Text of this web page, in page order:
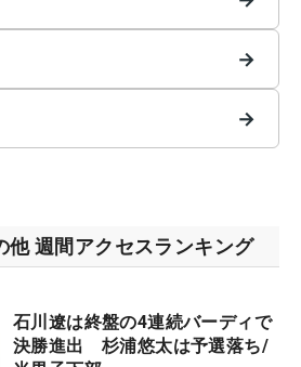
→
→
他 週間アクセスランキング
石川遼は終盤の4連続バーディで
決勝進出 杉浦悠太は予選落ち/